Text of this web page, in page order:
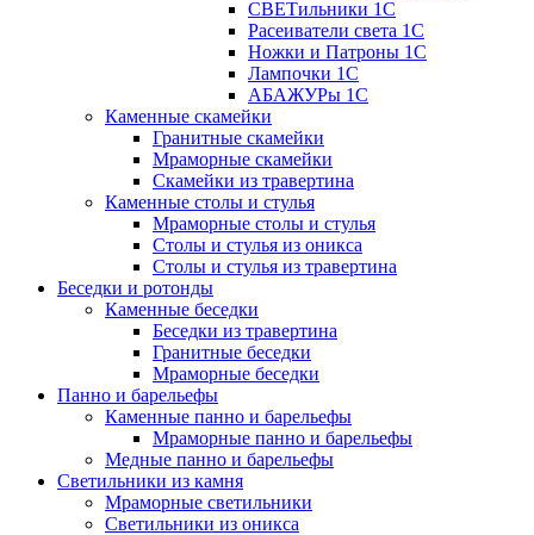
СВЕТильники 1С
Расеиватели света 1С
Ножки и Патроны 1С
Лампочки 1С
АБАЖУРы 1С
Каменные скамейки
Гранитные скамейки
Мраморные скамейки
Скамейки из травертина
Каменные столы и стулья
Мраморные столы и стулья
Столы и стулья из оникса
Столы и стулья из травертина
Беседки и ротонды
Каменные беседки
Беседки из травертина
Гранитные беседки
Мраморные беседки
Панно и барельефы
Каменные панно и барельефы
Мраморные панно и барельефы
Медные панно и барельефы
Светильники из камня
Мраморные светильники
Светильники из оникса